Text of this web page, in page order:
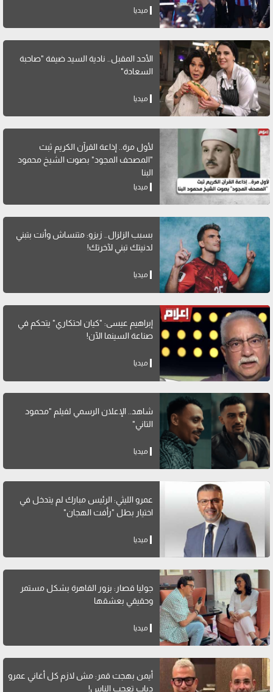
ميديا
الأحد المقبل.. نادية السيد ضيفة "صاحبة
السعادة"
ميديا
لأول مرة.. إذاعة القرآن الكريم ثبث
"المصحف المجود" بصوت الشيخ محمود
البنا
ميديا
بسبب الزلزال.. زيزو: متنساش وأنت بتبني
لدنيتك تبني لآخرتك!
ميديا
إبراهيم عيسى: "كيان احتكاري" يتحكم في
صناعة السينما الآن!
ميديا
شاهد.. الإعلان الرسمي لفيلم "محمود
التاني"
ميديا
عمرو الليثي: الرئيس مبارك لم يتدخل في
اختيار بطل "رأفت الهجان"
ميديا
جوليا قصار: بزور القاهرة بشكل مستمر
وحقيقي بعشقها
ميديا
أيمن بهجت قمر: مش لازم كل أغاني عمرو
دياب تعجب الناس!